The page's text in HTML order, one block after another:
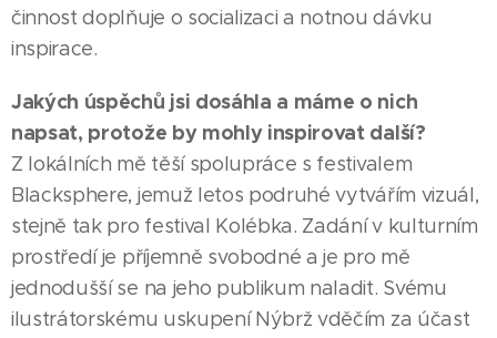
činnost doplňuje o socializaci a notnou dávku
inspirace.
Jakých úspěchů jsi dosáhla a máme o nich
napsat, protože by mohly inspirovat další?
Z lokálních mě těší spolupráce s festivalem
Blacksphere, jemuž letos podruhé vytvářím vizuál,
stejně tak pro festival Kolébka. Zadání v kulturním
prostředí je příjemně svobodné a je pro mě
jednodušší se na jeho publikum naladit. Svému
ilustrátorskému uskupení Nýbrž vděčím za účast